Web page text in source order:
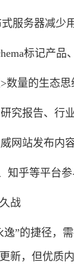
服务器减少
标记产品
数量的生态思
究报告、行
网站发布内
知乎等平台
战
逸”的捷径，
新，但优质